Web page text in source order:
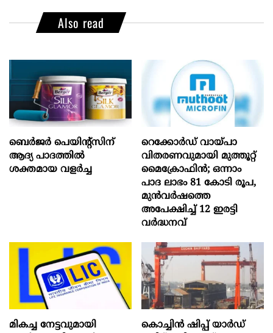
Also read
ബെർജർ പെയിന്റ്സിന്
ആദ്യ പാദത്തിൽ
ശക്തമായ വളർച്ച
റെക്കോർഡ് വായ്പാ
വിതരണവുമായി മുത്തൂറ്റ്
മൈക്രോഫിൻ; ഒന്നാം
പാദ ലാഭം 81 കോടി രൂപ,
മുൻവർഷത്തെ
അപേക്ഷിച്ച് 12 ഇരട്ടി
വർദ്ധനവ്
മികച്ച നേട്ടവുമായി
കൊച്ചിന്‍ ഷിപ്പ് യാർഡ്